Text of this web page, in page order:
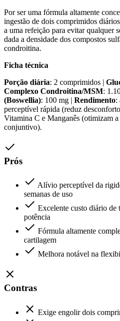
Por ser uma fórmula altamente
ingestão de dois comprimidos
a uma refeição para evitar qualquer
dada a densidade dos compostos
condroitina.
Ficha técnica
Porção diária: 2 comprimidos |
Complexo Condroitina/MSM:
(Boswellia): 100 mg | Rendimento:
perceptível rápida (reduz
Vitamina C e Manganês (otimizam
conjuntivo).
Prós
Alívio perceptível da
semanas de uso
Excelente custo diário de
potência
Fórmula altamente
cartilagem
Melhora notável na
Contras
Exige engolir dois